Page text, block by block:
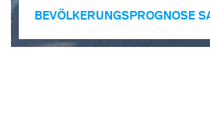
BEVÖLKERUNGS­PROGNOSE